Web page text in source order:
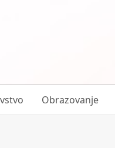
Obrazovanje